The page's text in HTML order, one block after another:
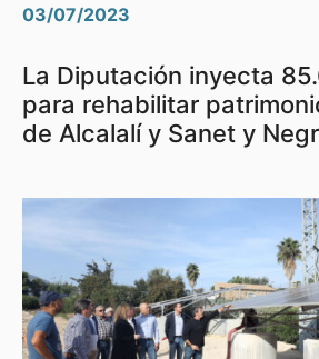
03/07/2023
La Diputación inyecta
para rehabilitar
de Alcalalí y Sanet y